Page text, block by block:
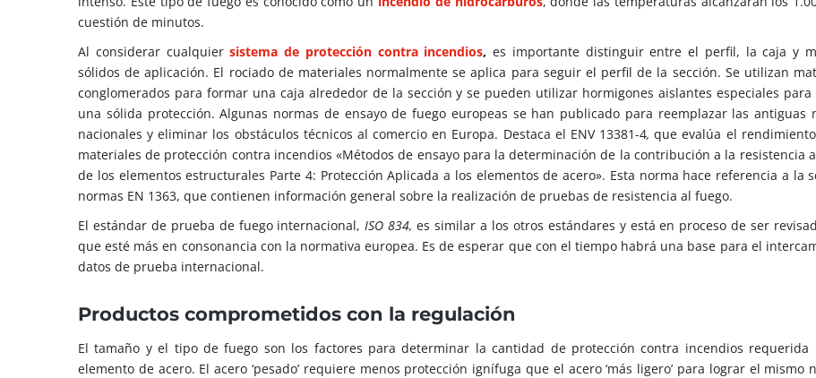
cuestión de minutos.
Al considerar cualquiersistema de protección contra incendios, es importante distinguir entre el perfil, la caja y
sólidos de aplicación. El rociado de materiales normalmente se aplica para seguir el perfil de la sección. Se utilizan
conglomerados para formar una caja alrededor de la sección y se pueden utilizar hormigones aislantes especiales
una sólida protección. Algunas normas de ensayo de fuego europeas se han publicado para reemplazar las antiguas
nacionales y eliminar los obstáculos técnicos al comercio en Europa. Destaca el ENV 13381-4,que evalúa el
materiales de protección contra incendios «Métodos de ensayo para la determinación de la contribución a la resistencia
de los elementos estructurales Parte 4: Protección Aplicada a los elementos de acero». Esta norma hace referencia a la
normas EN 1363, que contienen información general sobre la realización de pruebas de resistencia al fuego.
El estándar de prueba de fuego internacional, ISO 834, es similar a los otros estándares y está en proceso de ser
que esté más en consonancia con la normativa europea. Es de esperar que con el tiempo habrá una base para el
datos de prueba internacional.
Productos comprometidos con la regulación
El tamaño y el tipo de fuego son los factores para determinar la cantidad de protección contra incendios requerida
elemento de acero. El acero ‘pesado’ requiere menos protección ignífuga que el acero ‘más ligero’ para lograr el mismo